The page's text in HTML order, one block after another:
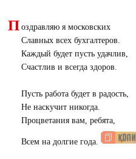
П оздравляю я московских
Славных всех бухгалтеров.
Каждый будет пусть удачлив,
Счастлив и всегда здоров.
Пусть работа будет в радость,
Не наскучит никогда.
Процветания вам, ребята,
Всем на долгие года.